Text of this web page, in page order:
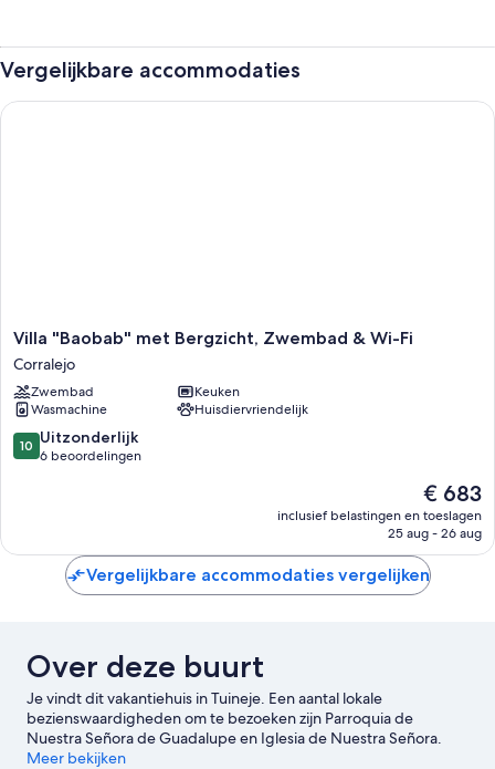
Vergelijkbare accommodaties
Villa
"Baobab"
met
Bergzicht,
Zwembad
&
Wi-
Villa "Baobab" met Bergzicht, Zwembad & Wi-Fi
Corralejo
Zwembad
Keuken
Wasmachine
Huisdiervriendelijk
10.0
van
10 Uitzonderlijk
6 beoordelingen
De
prijs
is
€ 683
inclusief belastingen en toeslagen
25 aug - 26 aug
Villa "Baobab" met Bergzicht, Zwembad & Wi-Fi
Vergelijkbare accommodaties vergelijken
Over deze buurt
Je vindt dit vakantiehuis in Tuineje. Een aantal lokale
bezienswaardigheden om te bezoeken zijn Parroquia de
Nuestra Señora de Guadalupe en Iglesia de Nuestra Señora.
Heb je bovendien zin om het natuurschoon in de omgeving te
Meer bekijken